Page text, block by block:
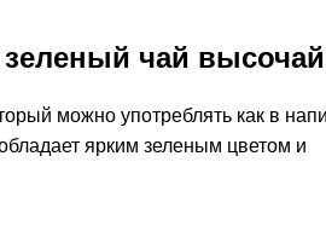
чай
можно употреблять как в
ярким зеленым цветом и